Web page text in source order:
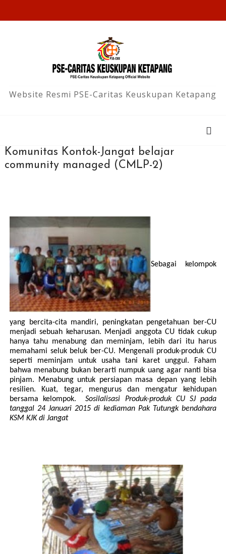
Website Resmi PSE-Caritas Keuskupan Ketapang
Komunitas Kontok-Jangat belajar
community managed (CMLP-2)
Sebagai kelompok
yang bercita-cita mandiri, peningkatan pengetahuan ber-CU
menjadi sebuah keharusan. Menjadi anggota CU tidak cukup
hanya tahu menabung dan meminjam, lebih dari itu harus
memahami seluk beluk ber-CU. Mengenali produk-produk CU
seperti meminjam untuk usaha tani karet unggul. Faham
bahwa menabung bukan berarti numpuk uang agar nanti bisa
pinjam. Menabung untuk persiapan masa depan yang lebih
resilien. Kuat, tegar, mengurus dan mengatur kehidupan
bersama kelompok.
Sosilalisasi Produk-produk CU SJ pada
tanggal 24 Januari 2015 di kediaman Pak Tutungk bendahara
KSM KJK di Jangat